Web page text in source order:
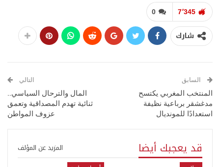
0 7٬345
شارك
السابق
المنتخب المغربي يكتسح
مدغشقر برباعية نظيفة
استعدادًا للمونديال
التالي
المال والترحال السياسي..
ثنائية تهدم المصداقية وتعمق
عزوف المواطن
قد يعجبك أيضا المزيد عن المؤلف